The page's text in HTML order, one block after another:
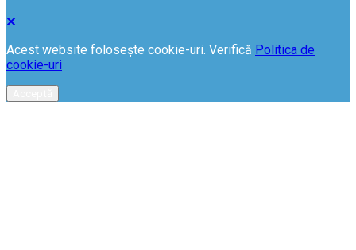
Acest website folosește cookie-uri. Verifică Politica de
cookie-uri